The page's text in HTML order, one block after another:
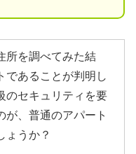
所を調べてみた結
であることが判明し
のセキュリティを要
が、普通のアパート
ょうか？